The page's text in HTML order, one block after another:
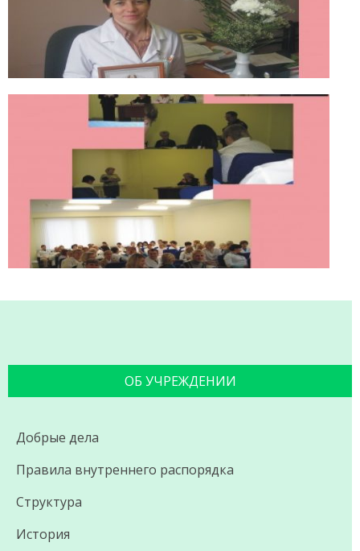
ОБ УЧРЕЖДЕНИИ
Добрые дела
Правила внутреннего распорядка
Структура
История